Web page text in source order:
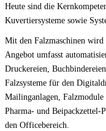
Heute sind die
Kuvertiersysteme sowie
Mit den Falzmaschinen wird
Angebot umfasst
Druckereien,
Falzsysteme für den
Mailinganlagen,
Pharma- und Beipackzettel-
den Officebereich.